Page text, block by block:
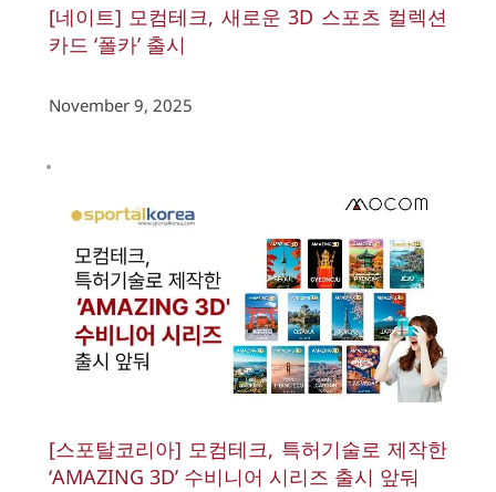
[네이트] 모컴테크, 새로운 3D 스포츠 컬렉션
카드 ‘폴카’ 출시
November 9, 2025
[스포탈코리아] 모컴테크, 특허기술로 제작한
‘AMAZING 3D’ 수비니어 시리즈 출시 앞둬